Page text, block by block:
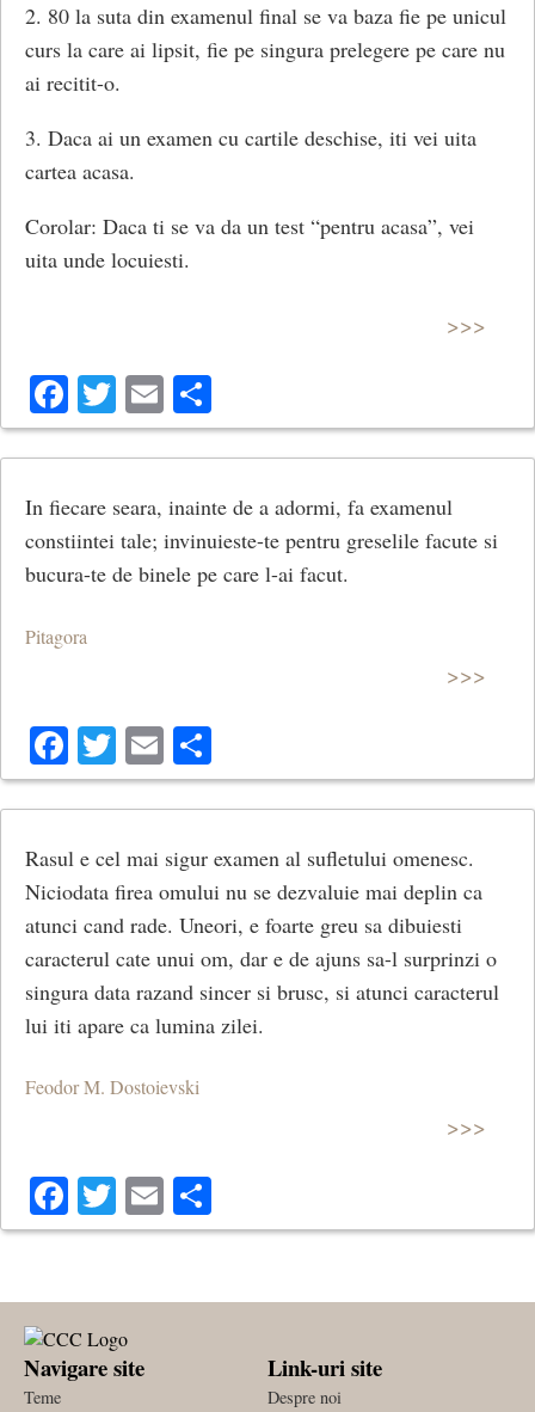
profesorul este o somitate.
16. Daca un profesor spune “este evident”, numai
17. Daca un student trebuie sa invete, va pretinde ca
2. 80 la suta din examenul final se va baza fie pe unicul
curs la care ai lipsit, fie pe singura prelegere pe care nu
ai recitit-o.
3. Daca ai un examen cu cartile deschise, iti vei uita
cartea acasa.
Corolar: Daca ti se va da un test “pentru acasa”, vei
uita unde locuiesti.
>>>
Facebook
Twitter
Email
In fiecare seara, inainte de a adormi, fa examenul
constiintei tale; invinuieste-te pentru greselile facute si
bucura-te de binele pe care l-ai facut.
Pitagora
>>>
Facebook
Twitter
Email
Rasul e cel mai sigur examen al sufletului omenesc.
Niciodata firea omului nu se dezvaluie mai deplin ca
atunci cand rade. Uneori, e foarte greu sa dibuiesti
caracterul cate unui om, dar e de ajuns sa-l surprinzi o
singura data razand sincer si brusc, si atunci caracterul
lui iti apare ca lumina zilei.
Feodor M. Dostoievski
>>>
Facebook
Twitter
Email
Navigare site
Teme
Link-uri site
Despre noi